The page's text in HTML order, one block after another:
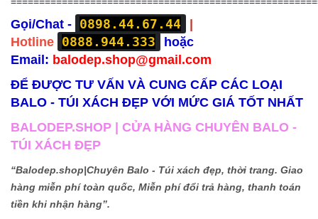
Gọi/Chat - 0898.44.67.44
|
Hotline 0888.944.333
hoặc
Email: balodep.shop@gmail.com
ĐỂ ĐƯỢC TƯ VẤN VÀ CUNG CẤP CÁC LOẠI
BALO - TÚI XÁCH ĐẸP VỚI MỨC GIÁ TỐT NHẤT
BALODEP.SHOP | CỬA HÀNG CHUYÊN BALO -
TÚI XÁCH ĐẸP
“Balodep.shop|Chuyên Balo - Túi xách đẹp, thời trang. Giao
hàng miễn phí toàn quốc, Miễn phí đổi trả hàng, thanh toán
tiền khi nhận hàng”.